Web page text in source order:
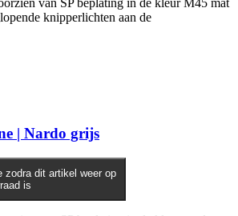
van SP beplating in de kleur M45 mat
knipperlichten aan de
| Nardo grijs
zodra dit artikel weer op
is